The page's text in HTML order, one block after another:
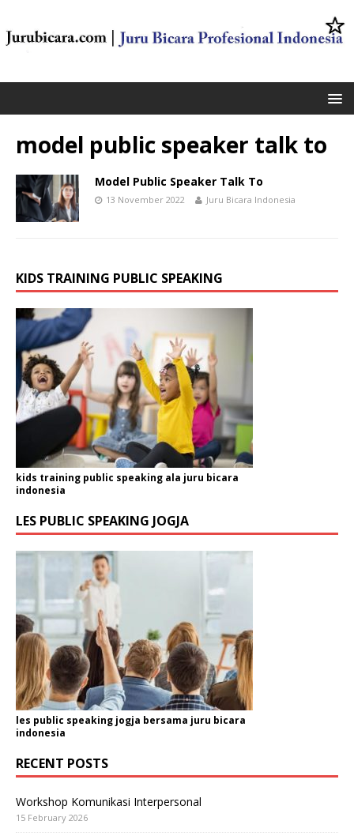
model public speaker talk to
Model Public Speaker Talk To
13 November 2022 Juru Bicara Indonesia
KIDS TRAINING PUBLIC SPEAKING
kids training public speaking ala juru bicara
indonesia
LES PUBLIC SPEAKING JOGJA
les public speaking jogja bersama juru bicara
indonesia
RECENT POSTS
Workshop Komunikasi Interpersonal
15 February 2026